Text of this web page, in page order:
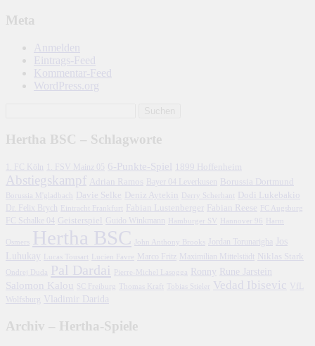
Meta
Anmelden
Eintrags-Feed
Kommentar-Feed
WordPress.org
Hertha BSC – Schlagworte
1. FC Köln 1. FSV Mainz 05 6-Punkte-Spiel 1899 Hoffenheim
Abstiegskampf Adrian Ramos Bayer 04 Leverkusen Borussia Dortmund
Borussia M'gladbach Davie Selke Deniz Aytekin Derry Scherhant
Dodi Lukebakio
Dr. Felix Brych
Fabian Lustenberger Fabian Reese
FC Schalke 04 Geisterspiel Guido Winkmann Hamburger SV
Hertha BSC Jordan Torunarigha
Jos
Luhukay
Marco Fritz Maximilian Mittelstädt Niklas Stark
Pal Dardai Pierre-Michel Lasogga Ronny Rune Jarstein
Salomon Kalou SC Freiburg Tobias Stieler Vedad Ibisevic
VfL
Wolfsburg Vladimir Darida
Archiv – Hertha-Spiele